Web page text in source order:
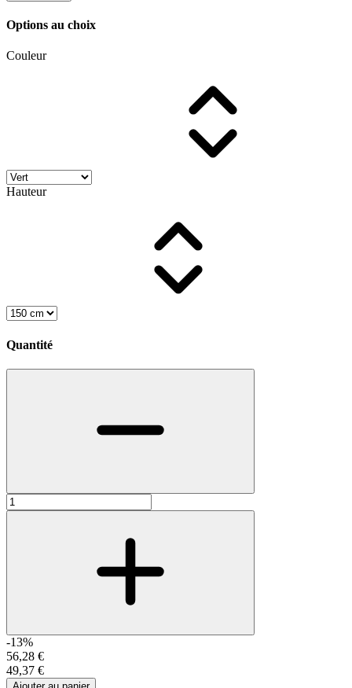
Options au choix
Couleur
Hauteur
Quantité
-13%
56,28 €
49,37 €